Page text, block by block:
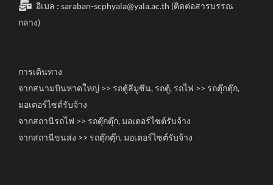
อีเมล : saraban-scphyala@yala.ac.th (ติดต่อสารบรรณ
กลาง)
การเดินทาง
จากสนามบินหาดใหญ่ >> รถตู้ลีมูซีน, รถตู้, รถไฟ >> รถตุ๊กตุ๊ก,
มอเตอร์ไซต์รับจ้าง
จากสถานีรถไฟ >> รถตุ๊กตุ๊ก, มอเตอร์ไซต์รับจ้าง
จากสถานีขนส่ง >> รถตุ๊กตุ๊ก, มอเตอร์ไซต์รับจ้าง